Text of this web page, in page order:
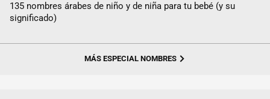
135 nombres árabes de niño y de niña para tu bebé (y su
significado)
MÁS ESPECIAL NOMBRES